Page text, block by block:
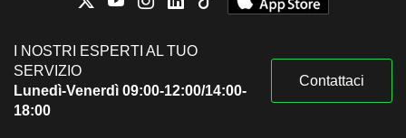
I NOSTRI ESPERTI AL TUO
SERVIZIO
Lunedì-Venerdì 09:00-12:00/14:00-
18:00
Contattaci